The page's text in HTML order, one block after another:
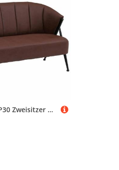
MCW 2er-Sofa P30 Zweisitzer Retro Industrial Metall Kunstleder Rostrot